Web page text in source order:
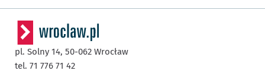
pl. Solny 14, 50-062 Wrocław
tel. 71 776 71 42